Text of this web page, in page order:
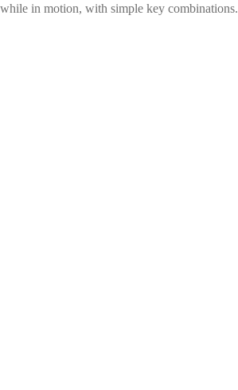
in motion, with simple key combinations.